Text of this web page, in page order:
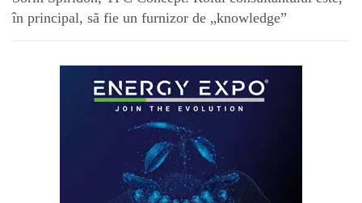
în principal, să fie un furnizor de „knowledge”